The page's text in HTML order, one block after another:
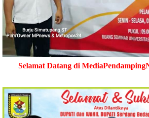
di MediaPendampingNews.Com ➤